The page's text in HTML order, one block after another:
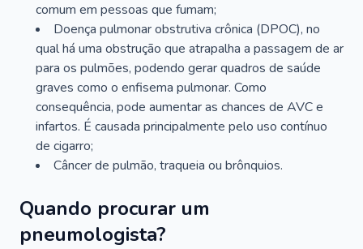
comum em pessoas que fumam;
Doença pulmonar obstrutiva crônica (DPOC), no
qual há uma obstrução que atrapalha a passagem de ar
para os pulmões, podendo gerar quadros de saúde
graves como o enfisema pulmonar. Como
consequência, pode aumentar as chances de AVC e
infartos. É causada principalmente pelo uso contínuo
de cigarro;
Câncer de pulmão, traqueia ou brônquios.
Quando procurar um
pneumologista?